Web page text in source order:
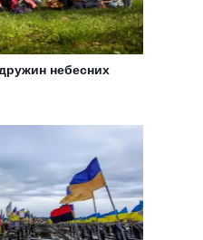
небесних